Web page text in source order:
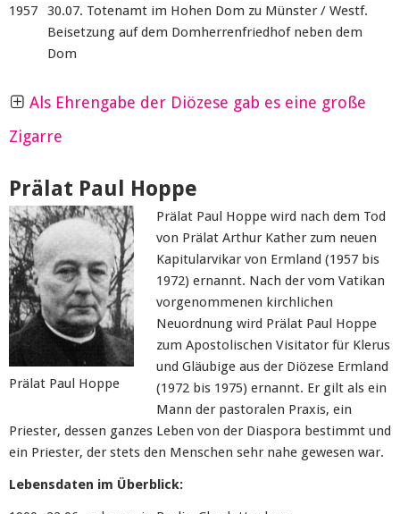
1957
30.07. Totenamt im Hohen Dom zu Münster / Westf.
Beisetzung auf dem Domherrenfriedhof neben dem
Dom
Als Ehrengabe der Diözese gab es eine große
Zigarre
Prälat Paul Hoppe
Prälat Paul Hoppe
Prälat Paul Hoppe wird nach dem Tod
von Prälat Arthur Kather zum neuen
Kapitularvikar von Ermland (1957 bis
1972) ernannt. Nach der vom Vatikan
vorgenommenen kirchlichen
Neuordnung wird Prälat Paul Hoppe
zum Apostolischen Visitator für Klerus
und Gläubige aus der Diözese Ermland
(1972 bis 1975) ernannt. Er gilt als ein
Mann der pastoralen Praxis, ein
Priester, dessen ganzes Leben von der Diaspora bestimmt und
ein Priester, der stets den Menschen sehr nahe gewesen war.
Lebensdaten im Überblick: